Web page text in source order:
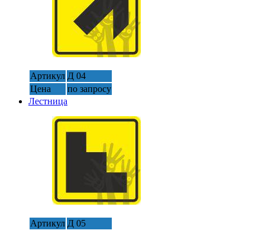
Артикул Д 04
Цена
по запросу
Лестница
Артикул Д 05